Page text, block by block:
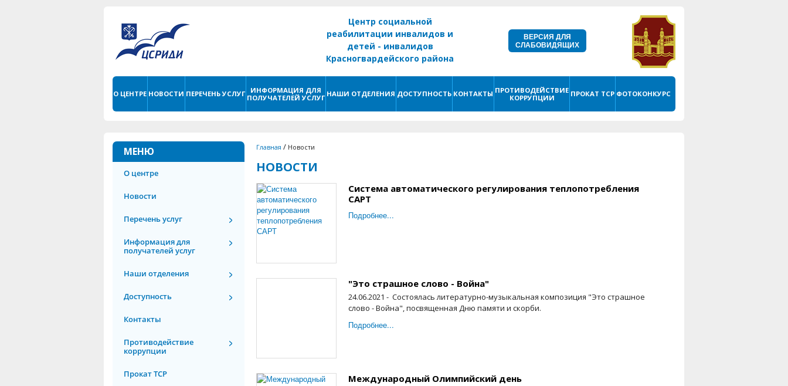
Центр социальной
реабилитации инвалидов и
детей - инвалидов
Красногвардейского района
ВЕРСИЯ ДЛЯ
СЛАБОВИДЯЩИХ
О ЦЕНТРЕ НОВОСТИ ПЕРЕЧЕНЬ УСЛУГ
ИНФОРМАЦИЯ ДЛЯ
ПОЛУЧАТЕЛЕЙ УСЛУГ НАШИ ОТДЕЛЕНИЯ ДОСТУПНОСТЬ КОНТАКТЫ ПРОТИВОДЕЙСТВИЕ
КОРРУПЦИИ
ПРОКАТ ТСР ФОТОКОНКУРС
МЕНЮ
О центре
Новости
Перечень услуг
Информация для
получателей услуг
Наши отделения
Доступность
Контакты
Противодействие
коррупции
Прокат ТСР
Главная / Новости
НОВОСТИ
Система автоматического регулирования теплопотребления
САРТ
Подробнее...
"Это страшное слово - Война"
24.06.2021 - Состоялась литературно-музыкальная композиция "Это страшное
слово - Война", посвященная Дню памяти и скорби.
Подробнее...
Международный Олимпийский день